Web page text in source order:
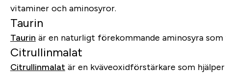
vitaminer och aminosyror.
Taurin
Taurin är en naturligt förekommande aminosyra
Citrullinmalat
Citrullinmalatär en kväveoxidförstärkare som